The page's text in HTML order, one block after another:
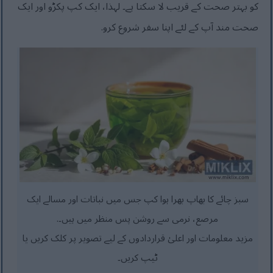
کو بہتر صحت کے قریب لا سکتا ہے۔ لہذا، ایک کپ پکڑو اور ایک
صحت مند آپ کے لئے اپنا سفر شروع کرو.
سبز چائے کا بھاپ بھرا ہوا کپ جس میں نباتات اور مسالے ایک
مرصع، نرمی سے روشن پس منظر میں ہیں۔.
مزید معلومات اور اعلیٰ قراردادوں کے لیے تصویر پر کلک کریں یا
ٹیپ کریں۔